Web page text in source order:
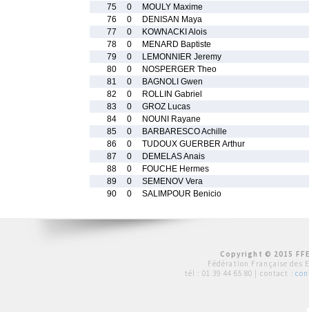
75
0
MOULY Maxime
76
0
DENISAN Maya
77
0
KOWNACKI Alois
78
0
MENARD Baptiste
79
0
LEMONNIER Jeremy
80
0
NOSPERGER Theo
81
0
BAGNOLI Gwen
82
0
ROLLIN Gabriel
83
0
GROZ Lucas
84
0
NOUNI Rayane
85
0
BARBARESCO Achille
86
0
TUDOUX GUERBER Arthur
87
0
DEMELAS Anais
88
0
FOUCHE Hermes
89
0
SEMENOV Vera
90
0 SALIMPOUR Benicio
Copyright © 2015
Fédération Française des
tél : 01 39 44 65 80 | contact :